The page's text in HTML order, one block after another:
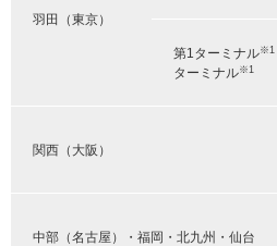
羽田（東京）
第1ターミナル※1
ターミナル※1
関西（大阪）
中部（名古屋）・福岡・北九州・仙台